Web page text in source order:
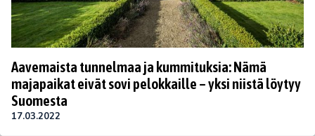
Aavemaista tunnelmaa ja kummituksia: Nämä
majapaikat eivät sovi pelokkaille – yksi niistä löytyy
Suomesta
17.03.2022